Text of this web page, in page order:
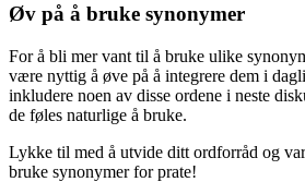
Øv på å bruke synonymer
For å bli mer vant til å bruke ulike
være nyttig å øve på å integrere dem i
inkludere noen av disse ordene i neste
de føles naturlige å bruke.
Lykke til med å utvide ditt ordforråd og
bruke synonymer for prate!